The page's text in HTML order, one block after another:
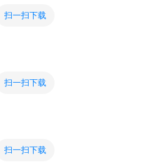
扫一扫下载
扫一扫下载
扫一扫下载